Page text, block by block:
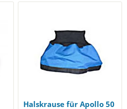
Halskrause für Apollo 50